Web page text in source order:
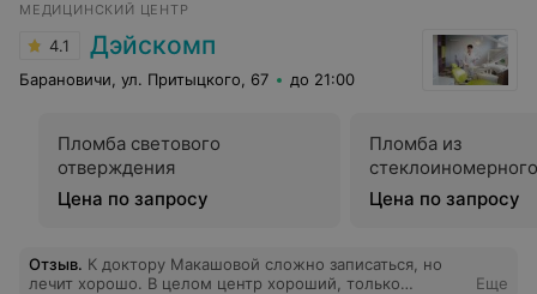
МЕДИЦИНСКИЙ ЦЕНТР
4.1 Дэйскомп
Барановичи, ул. Притыцкого, 67 до 21:00
Пломба светового
отверждения
Цена по запросу
Пломба из
Цена по запросу
Отзыв. К доктору Макашовой сложно записаться, но
лечит хорошо. В целом центр хороший, только
Еще